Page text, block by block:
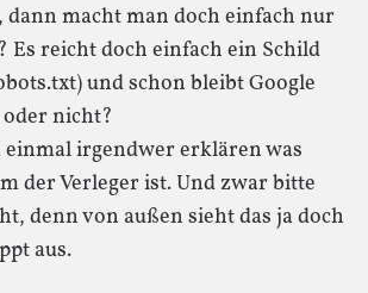
dann macht man doch einfach nur
Es reicht doch einfach ein Schild
und schon bleibt Google
nicht?
irgendwer erklären was
der Verleger ist. Und zwar bitte
denn von außen sieht das ja doch
aus.